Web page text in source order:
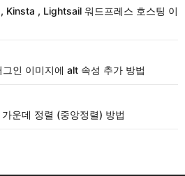
, Lightsail 워드프레스 호스팅 이
인 이미지에 alt 속성 추가 방법
운데 정렬 (중앙정렬) 방법